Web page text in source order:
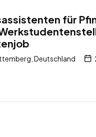
für
Deutschland